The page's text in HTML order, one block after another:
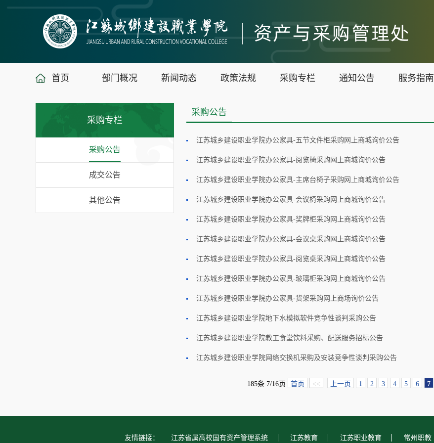
首页 部门概况 新闻动态 政策法规 采购专栏 通知公告 服务指南
采购专栏
采购公告
成交公告
其他公告
采购公告
江苏城乡建设职业学院办公家具-五节文件柜采购网上商城询价公告
江苏城乡建设职业学院办公家具-阅览椅采购网上商城询价公告
江苏城乡建设职业学院办公家具-主席台椅子采购网上商城询价公告
江苏城乡建设职业学院办公家具-会议椅采购网上商城询价公告
江苏城乡建设职业学院办公家具-奖牌柜采购网上商城询价公告
江苏城乡建设职业学院办公家具-会议桌采购网上商城询价公告
江苏城乡建设职业学院办公家具-阅览桌采购网上商城询价公告
江苏城乡建设职业学院办公家具-玻璃柜采购网上商城询价公告
江苏城乡建设职业学院办公家具-货架采购网上商场询价公告
江苏城乡建设职业学院地下水模拟软件竞争性谈判采购公告
江苏城乡建设职业学院教工食堂饮料采购、配送服务招标公告
江苏城乡建设职业学院网络交换机采购及安装竞争性谈判采购公告
185条 7/16页 首页 << 上一页 1 2 3 4 5 6 7
友情链接： 江苏省属高校国有资产管理系统 江苏教育 江苏职业教育 常州职教